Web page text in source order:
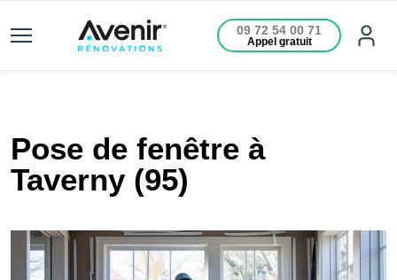
09 72 54 00 71
Appel gratuit
Pose de fenêtre à
Taverny (95)